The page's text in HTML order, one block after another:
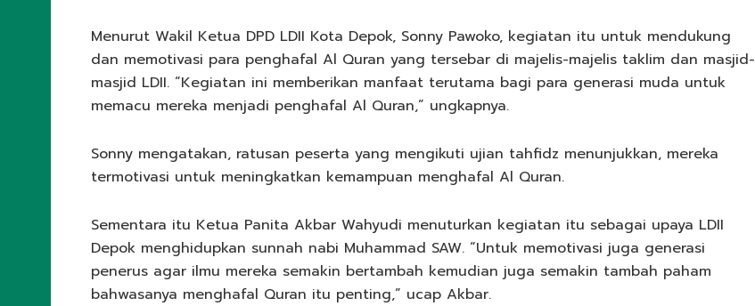
Menurut Wakil Ketua DPD LDII Kota Depok, Sonny Pawoko, kegiatan itu untuk mendukung
dan memotivasi para penghafal Al Quran yang tersebar di majelis-majelis taklim dan masjid-
masjid LDII. “Kegiatan ini memberikan manfaat terutama bagi para generasi muda untuk
memacu mereka menjadi penghafal Al Quran,” ungkapnya.
Sonny mengatakan, ratusan peserta yang mengikuti ujian tahfidz menunjukkan, mereka
termotivasi untuk meningkatkan kemampuan menghafal Al Quran.
Sementara itu Ketua Panita Akbar Wahyudi menuturkan kegiatan itu sebagai upaya LDII
Depok menghidupkan sunnah nabi Muhammad SAW. “Untuk memotivasi juga generasi
penerus agar ilmu mereka semakin bertambah kemudian juga semakin tambah paham
bahwasanya menghafal Quran itu penting,” ucap Akbar.